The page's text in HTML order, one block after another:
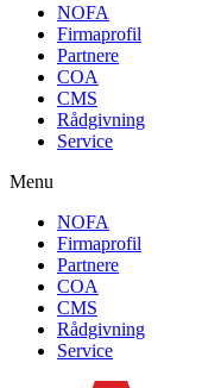
NOFA
Firmaprofil
Partnere
COA
CMS
Rådgivning
Service
Menu
NOFA
Firmaprofil
Partnere
COA
CMS
Rådgivning
Service